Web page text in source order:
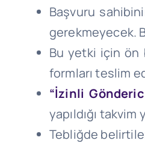
Başvuru
gerekmeyecek.
Bu yetki için ön
formları teslim
“İzinli
yapıldığı
Tebliğde